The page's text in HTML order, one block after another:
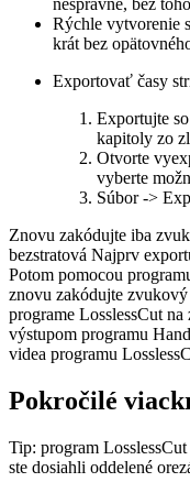
Rýchle vytvorenie
krát bez
Exportovať časy
Exportujte
kapitoly zo
Otvorte
vyberte
Súbor ->
Znovu zakódujte iba
bezstratová Najprv
Potom pomocou
znovu zakódujte
programe LosslessCut
výstupom programu
videa programu
Pokročilé
Tip: program
ste dosiahli oddelené